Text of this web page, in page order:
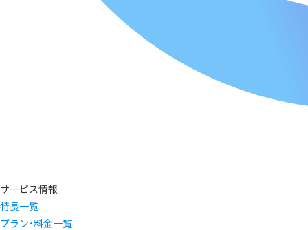
サービス情報
特長一覧
プラン・料金一覧